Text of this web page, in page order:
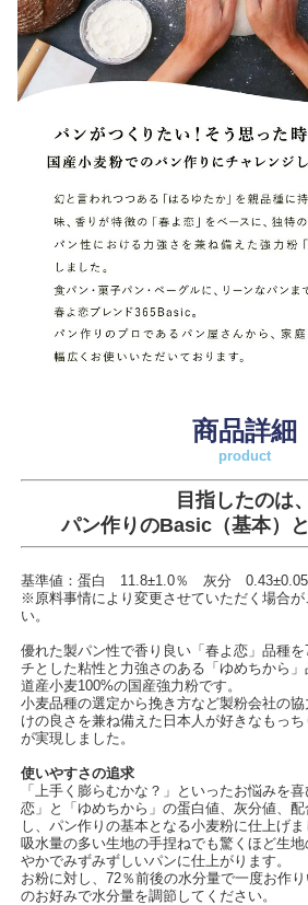
商品詳細
product
目指したのは、
パン作りのBasic（基本）と
基準値：蛋白 11.8±1.0％ 灰分 0.43±0.05
※原料事情により変更させていただく場合が
い。
優れた製パン性で香り良い「春よ恋」品種
チとした粘性と力強さのある「ゆめちから
道産小麦100%の国産強力粉です。
小麦品種の選定から挽き方など製粉会社の
けの良さを兼ね備えた日本人が好きなもっ
が実現しました。
使いやすさの追求
「上手く膨らむかな？」といったお悩みを
恋」と「ゆめちから」の蛋白値、灰分値、
し、パン作りの基本となる小麦粉に仕上げま
吸水量の多い生地の手捏ねでも驚くほど生
やかでみずみずしいパンに仕上がります。
お粉に対し、72％前後の水分量で一度お作
のお好みで水分量を調節してください。